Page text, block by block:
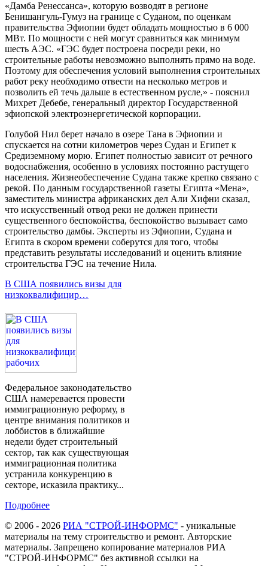
«Дамба Ренессанса», которую возводят в регионе
Бенишангуль-Гумуз на границе с Суданом, по оценкам
правительства Эфиопии будет обладать мощностью в 6 000
МВт. По мощности с ней могут сравниться как минимум
шесть АЭС. «ГЭС будет построена посреди реки, но
строительные работы невозможно выполнять прямо на воде.
Поэтому для обеспечения условий выполнения строительных
работ реку необходимо отвести на несколько метров и
позволить ей течь дальше в естественном русле,» - пояснил
Михрет Дебебе, генеральный директор Государственной
эфиопской электроэнергетической корпорации.
Голубой Нил берет начало в озере Тана в Эфиопии и
спускается на сотни километров через Судан и Египет к
Средиземному морю. Египет полностью зависит от речного
водоснабжения, особенно в условиях постоянно растущего
населения. Жизнеобеспечение Судана также крепко связано с
рекой. По данным государственной газеты Египта «Мена»,
заместитель министра африканских дел Али Хифни сказал,
что искусственный отвод реки не должен принести
существенного беспокойства, беспокойство вызывает само
строительство дамбы. Эксперты из Эфиопии, Судана и
Египта в скором времени соберутся для того, чтобы
представить результаты исследований и оценить влияние
строительства ГЭС на течение Нила.
В США появились визы для
низкоквалифицир…
Федеральное законодательство
США намеревается провести
иммиграционную реформу, в
центре внимания политиков и
лоббистов в ближайшие
недели будет строительный
сектор, так как существующая
иммиграционная политика
устранила конкуренцию в
секторе, исказила практику...
Подробнее
© 2006 - 2026 РИА "СТРОЙ-ИНФОРМС" - уникальные
материалы на тему строительство и ремонт. Авторские
материалы. Запрещено копирование материалов РИА
"СТРОЙ-ИНФОРМС" без активной ссылки на